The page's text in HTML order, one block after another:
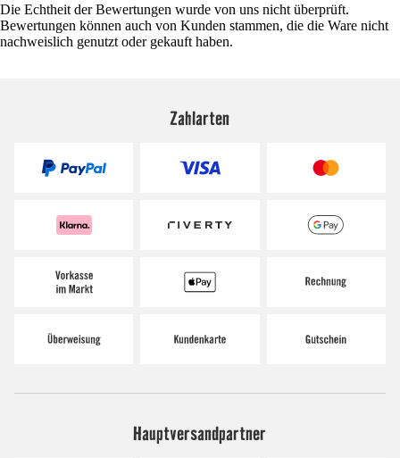
Die Echtheit der Bewertungen wurde von uns nicht überprüft.
Bewertungen können auch von Kunden stammen, die die Ware nicht
nachweislich genutzt oder gekauft haben.
Zahlarten
Hauptversandpartner